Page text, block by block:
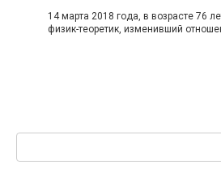
14 марта 2018 года, в возрасте 76
физик-теоретик, изменивший